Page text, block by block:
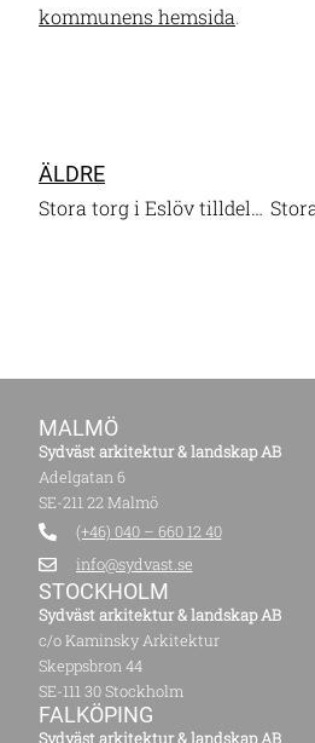
kommunens hemsida.
ÄLDRE
Stora torg i Eslöv tilldelas Landmärket!
MALMÖ
Sydväst arkitektur & landskap AB
Adelgatan 6
SE-211 22 Malmö
(+46) 040 – 660 12 40
info@sydvast.se
STOCKHOLM
Sydväst arkitektur & landskap AB
c/o Kaminsky Arkitektur
Skeppsbron 44
SE-111 30 Stockholm
FALKÖPING
Sydväst arkitektur & landskap AB